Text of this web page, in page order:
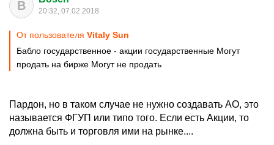
B 20:32, 07.02.2018
От пользователя Vitaly Sun
Бабло государственное - акции государственные Могут
продать на бирже Могут не продать
Пардон, но в таком случае не нужно создавать АО, это
называется ФГУП или типо того. Если есть Акции, то
должна быть и торговля ими на рынке....